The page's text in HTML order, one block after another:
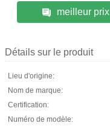
meilleur prix
Détails sur le produit
Lieu d'origine:
Nom de marque:
Certification:
Numéro de modèle: